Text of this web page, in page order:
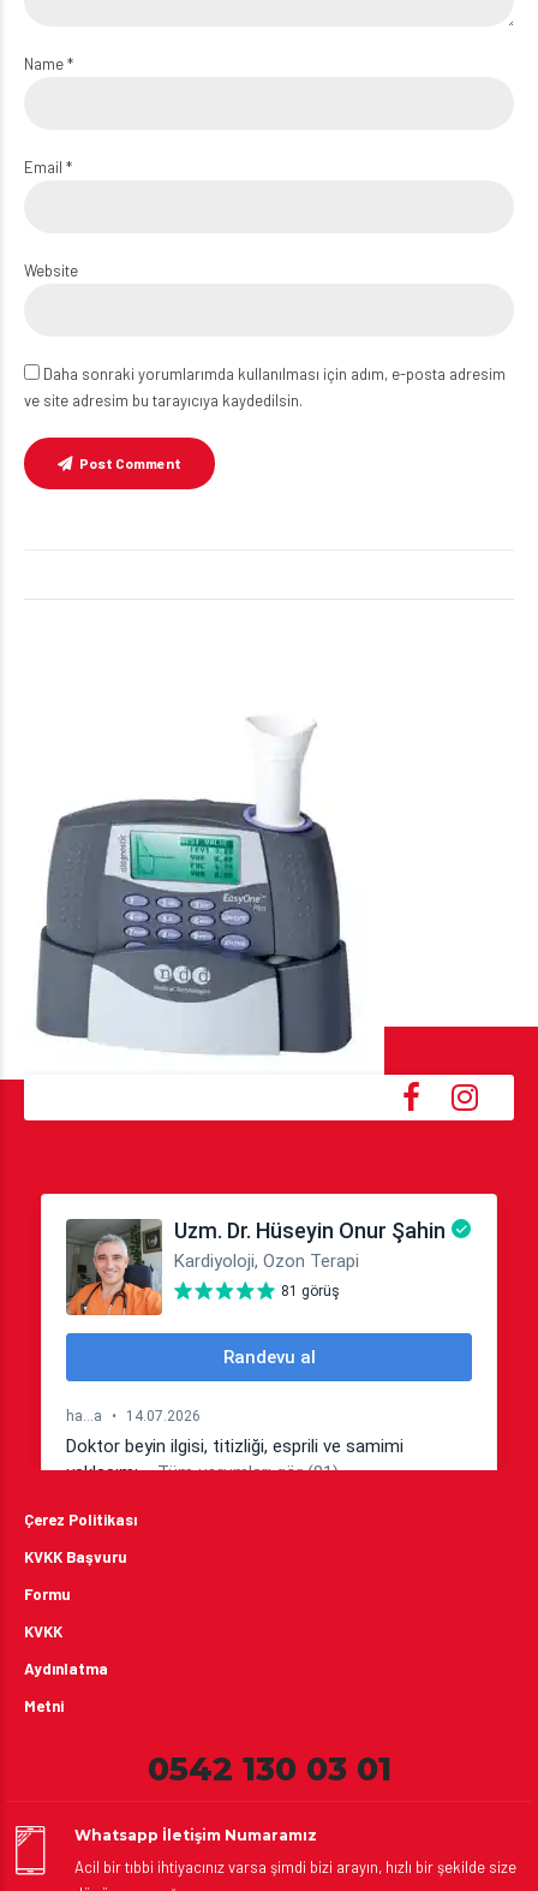
Name *
Email *
Website
Daha sonraki yorumlarımda kullanılması için adım, e-posta adresim
ve site adresim bu tarayıcıya kaydedilsin.
Post Comment
Çerez Politikası
KVKK Başvuru
Formu
KVKK
Aydınlatma
Metni
0542 130 03 01
Whatsapp İletişim Numaramız
Acil bir tıbbi ihtiyacınız varsa şimdi bizi arayın, hızlı bir şekilde size